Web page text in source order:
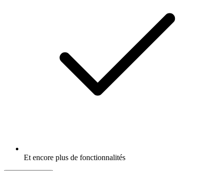
Et encore plus de fonctionnalités